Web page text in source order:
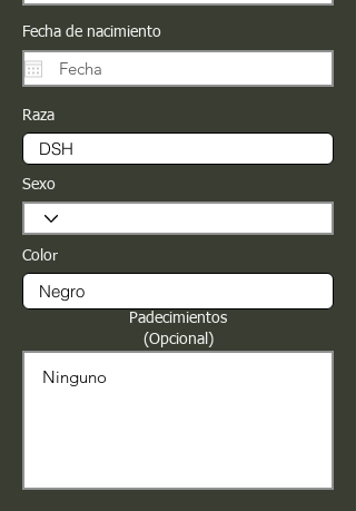
Fecha de nacimiento
Raza
Sexo
Color
Padecimientos
(Opcional)